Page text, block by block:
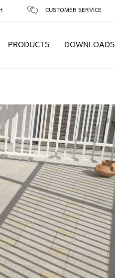
CUSTOMER SERVICE
PRODUCTS DOWNLOADS